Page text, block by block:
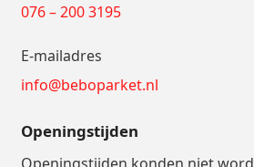
076 – 200 3195
E-mailadres
info@beboparket.nl
Openingstijden